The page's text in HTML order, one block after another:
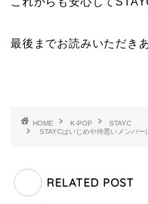
最後までお読みいただき
HOME K-POP
STAYC
STAYCはいじめや仲悪いメンバ
RELATED POST